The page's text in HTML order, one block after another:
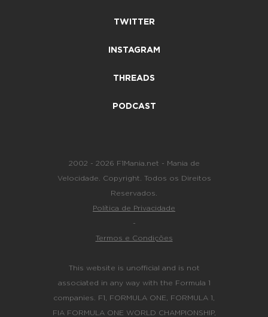
TWITTER
INSTAGRAM
THREADS
PODCAST
2002 - 2026 F1Mania.net - Mania de
Velocidade. Copyright. Todos os Direitos
Reservados.
Política de Privacidade
-
Termos e Condições
This website is unofficial and is not
associated in any way with the Formula 1
companies. F1, FORMULA ONE, FORMULA 1,
FIA FORMULA ONE WORLD CHAMPIONSHIP,